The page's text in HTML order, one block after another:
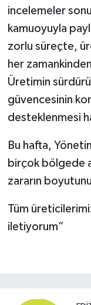
incelemeler
kamuoyuyla
zorlu süreçte,
her
Üretimin
güvencesinin
desteklenmesi
Bu hafta,
birçok bölgede
zararın
Tüm
iletiyorum”